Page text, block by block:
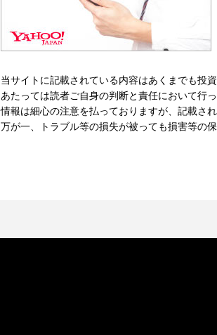
当サイトに記載されている内容はあくまでも投
あたっては読者ご自身の判断と責任において行
情報は細心の注意を払っておりますが、記載さ
万が一、トラブル等の損失が被っても損害等の